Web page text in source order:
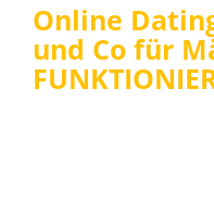
Online
und Co für